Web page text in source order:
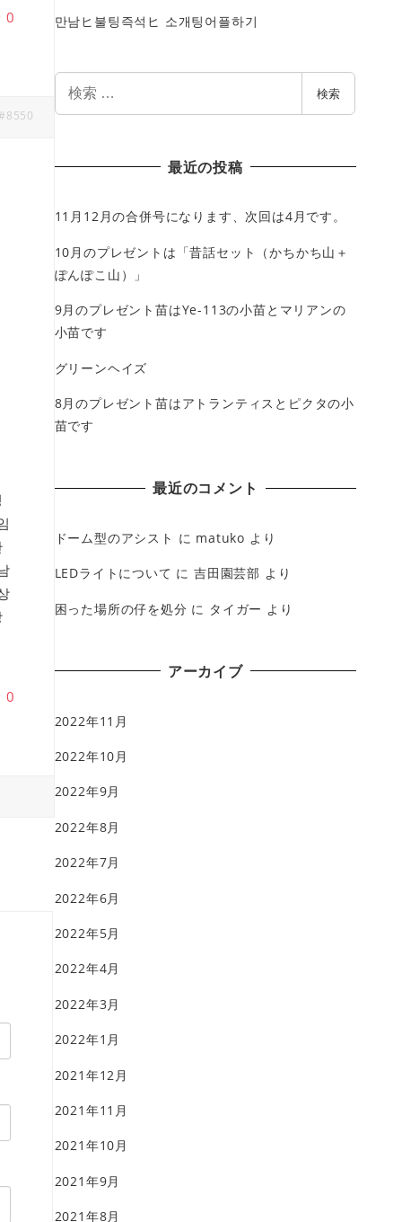
0
0
만남ヒ불팅즉석ヒ 소개팅어플하기
検索
最近の投稿
11月12月の合併号になります、次回は4月です。
10月のプレゼントは「昔話セット（かちかち山＋
ぽんぽこ山）」
9月のプレゼント苗はYe-113の小苗とマリアンの
小苗です
グリーンヘイズ
8月のプレゼント苗はアトランティスとピクタの小
苗です
最近のコメント
ドーム型のアシスト に matuko より
LEDライトについて に吉田園芸部 より
困った場所の仔を処分 に タイガー より
アーカイブ
2022年11月
2022年10月
2022年9月
2022年8月
2022年7月
2022年6月
2022年5月
2022年4月
2022年3月
2022年1月
2021年12月
2021年11月
2021年10月
2021年9月
2021年8月